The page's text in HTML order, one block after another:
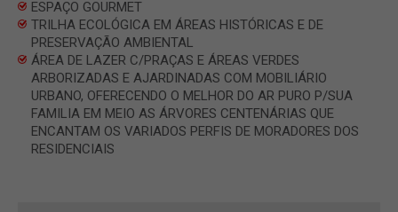
ESPAÇO GOURMET
TRILHA ECOLÓGICA EM ÁREAS HISTÓRICAS E DE
PRESERVAÇÃO AMBIENTAL
ÁREA DE LAZER C/PRAÇAS E ÁREAS VERDES
ARBORIZADAS E AJARDINADAS COM MOBILIÁRIO
URBANO, OFERECENDO O MELHOR DO AR PURO P/SUA
FAMILIA EM MEIO AS ÁRVORES CENTENÁRIAS QUE
ENCANTAM OS VARIADOS PERFIS DE MORADORES DOS
RESIDENCIAIS